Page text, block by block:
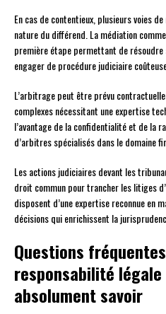
En cas de contentieux, plusieurs voies
nature du différend. La médiation
première étape permettant de
engager de procédure judiciaire
L’arbitrage peut être prévu
complexes nécessitant une expertise
l’avantage de la confidentialité et de la
d’arbitres spécialisés dans le domaine
Les actions judiciaires devant les
droit commun pour trancher les litiges
disposent d’une expertise reconnue en
décisions qui enrichissent la
Questions
responsabilité
absolument savoir